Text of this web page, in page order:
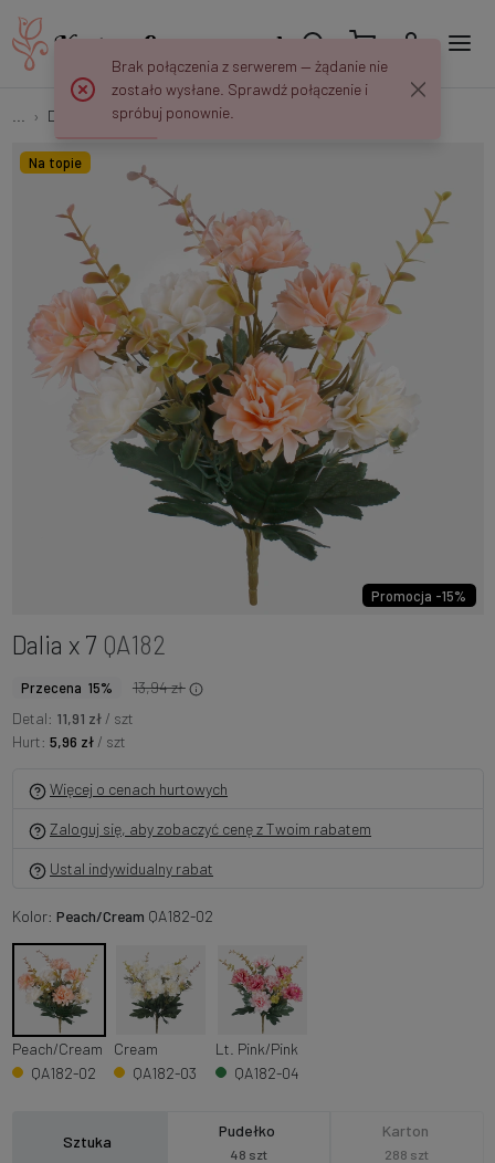
Dalie Dalia x 7 QA182
Na topie
Promocja -15%
Dalia x 7 QA182
Przecena 15%
13,94 zł
Detal: 11,91 zł/ szt
Hurt: 5,96 zł/ szt
Więcej o cenach hurtowych
Zaloguj się, aby zobaczyć cenę z Twoim rabatem
Ustal indywidualny rabat
Kolor: Peach/Cream QA182-02
Peach/Cream
QA182-02
Cream
QA182-03
Lt. Pink/Pink
QA182-04
Sztuka
Pudełko
48 szt
Karton
288 szt
Brak połączenia z serwerem — żądanie nie
zostało wysłane. Sprawdź połączenie i
spróbuj ponownie.